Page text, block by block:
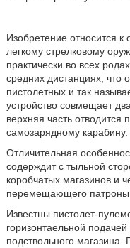
Изобретение относится к
легкому стрелковому
практически во всех
средних дистанциях, что
пистолетных и так
устройство совмещает
верхняя часть отводится
самозарядному карабину.
Отличительная
содерждит с тыльной
коробчатых магазинов и
перемещающего патроны
Известны пистолет-
горизонтаельной
подствольного